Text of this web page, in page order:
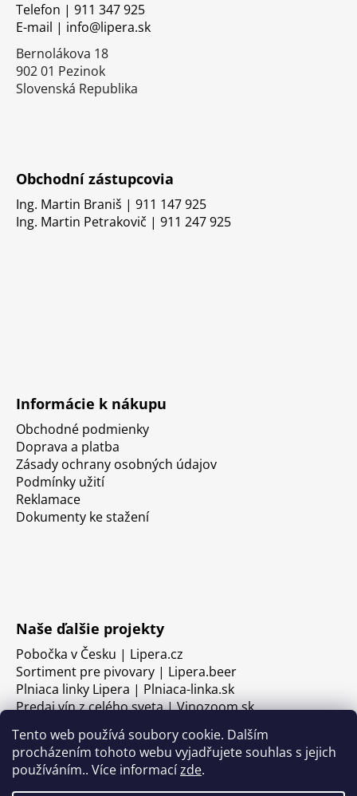
Tento web používá soubory cookie. Dalším
procházením tohoto webu vyjadřujete souhlas s jejich
používáním.. Více informacízde.
Telefon | 911 347 925
E-mail | info@lipera.sk
Bernolákova 18
902 01 Pezinok
Slovenská Republika
Obchodní zástupcovia
Ing. Martin Braniš | 911 147 925
Ing. Martin Petrakovič | 911 247 925
Informácie k nákupu
Obchodné podmienky
Doprava a platba
Zásady ochrany osobných údajov
Podmínky užití
Reklamace
Dokumenty ke stažení
Naše ďalšie projekty
Pobočka v Česku | Lipera.cz
Sortiment pre pivovary | Lipera.beer
Plniaca linky Lipera | Plniaca-linka.sk
Predaj vín z celého sveta | Vinozoom.sk